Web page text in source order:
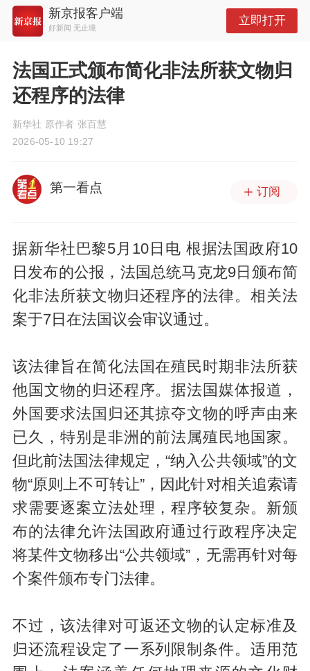
新京报客户端
好新闻 无止境
立即打开
法国正式颁布简化非法所获文物归
还程序的法律
新华社 原作者 张百慧
2026-05-10 19:27
第一看点 订阅
据新华社巴黎5月10日电 根据法国政府10
日发布的公报，法国总统马克龙9日颁布简
化非法所获文物归还程序的法律。相关法
案于7日在法国议会审议通过。
该法律旨在简化法国在殖民时期非法所获
他国文物的归还程序。据法国媒体报道，
外国要求法国归还其掠夺文物的呼声由来
已久，特别是非洲的前法属殖民地国家。
但此前法国法律规定，“纳入公共领域”的文
物“原则上不可转让”，因此针对相关追索请
求需要逐案立法处理，程序较复杂。新颁
布的法律允许法国政府通过行政程序决定
将某件文物移出“公共领域”，无需再针对每
个案件颁布专门法律。
不过，该法律对可返还文物的认定标准及
归还流程设定了一系列限制条件。适用范